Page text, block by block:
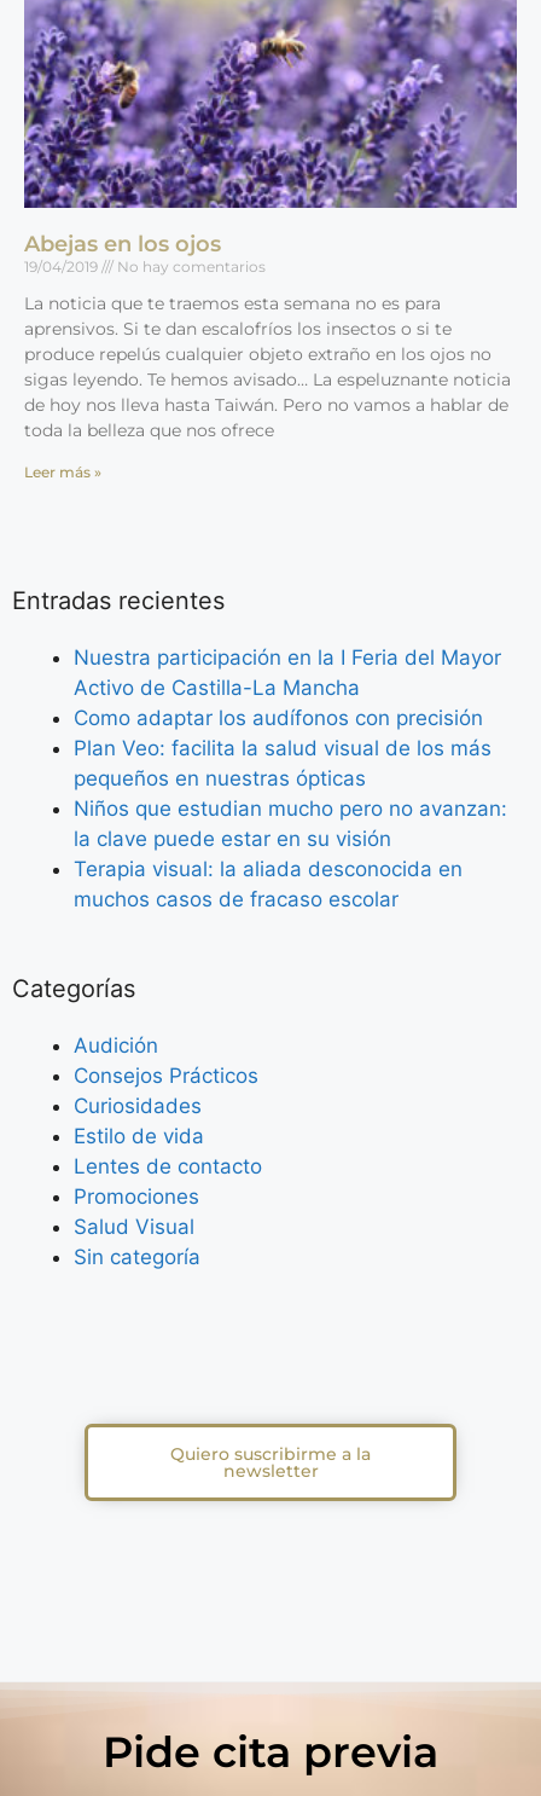
Abejas en los ojos
19/04/2019 No hay comentarios
La noticia que te traemos esta semana no es para
aprensivos. Si te dan escalofríos los insectos o si te
produce repelús cualquier objeto extraño en los ojos no
sigas leyendo. Te hemos avisado… La espeluznante noticia
de hoy nos lleva hasta Taiwán. Pero no vamos a hablar de
toda la belleza que nos ofrece
Leer más »
Entradas recientes
Nuestra participación en la I Feria del Mayor
Activo de Castilla-La Mancha
Como adaptar los audífonos con precisión
Plan Veo: facilita la salud visual de los más
pequeños en nuestras ópticas
Niños que estudian mucho pero no avanzan:
la clave puede estar en su visión
Terapia visual: la aliada desconocida en
muchos casos de fracaso escolar
Categorías
Audición
Consejos Prácticos
Curiosidades
Estilo de vida
Lentes de contacto
Promociones
Salud Visual
Sin categoría
Quiero suscribirme a la
newsletter
Pide cita previa